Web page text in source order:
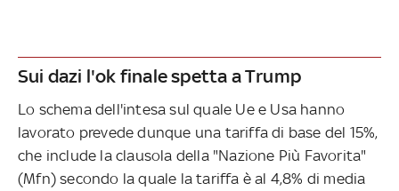
Sui dazi l'ok finale spetta a Trump
Lo schema dell'intesa sul quale Ue e Usa hanno
lavorato prevede dunque una tariffa di base del 15%,
che include la clausola della "Nazione Più Favorita"
(Mfn) secondo la quale la tariffa è al 4,8% di media